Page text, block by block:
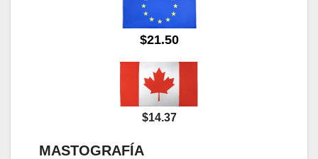
$21.50
$14.37
MASTOGRAFÍA